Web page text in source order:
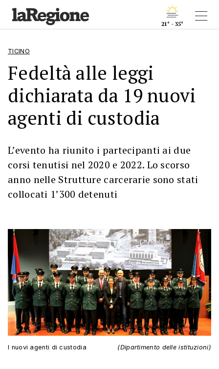
21° - 35°
TICINO
Fedeltà alle leggi
dichiarata da 19 nuovi
agenti di custodia
L’evento ha riunito i partecipanti ai due
corsi tenutisi nel 2020 e 2022. Lo scorso
anno nelle Strutture carcerarie sono stati
collocati 1’300 detenuti
I nuovi agenti di custodia (Dipartimento delle istituzioni)